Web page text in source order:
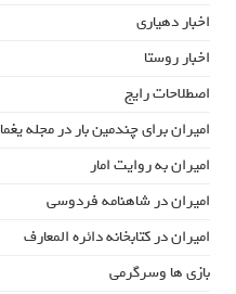
اخبار دهیاری
اخبار روستا
اصطلاحات رایج
امیران برای چندمین بار در مجله یغما
امیران به روایت امار
امیران در شاهنامه فردوسی
امیران در کتابخانه دائره المعارف
بازی ها وسرگرمی